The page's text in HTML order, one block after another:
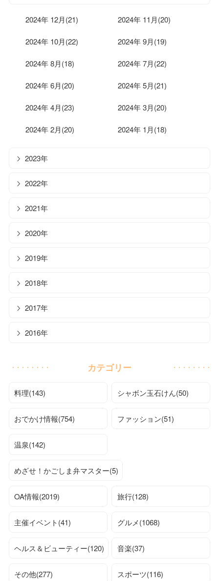
2024年 12月(21) 2024年 11月(20)
2024年 10月(22) 2024年 9月(19)
2024年 8月(18) 2024年 7月(22)
2024年 6月(20) 2024年 5月(21)
2024年 4月(23) 2024年 3月(20)
2024年 2月(20) 2024年 1月(18)
2023年
2022年
2021年
2020年
2019年
2018年
2017年
2016年
カテゴリー
料理(143) シャボン玉石けん(50)
おでかけ情報(754) ファッション(51)
温泉(142)
めざせ！かごしま弁マスター(5)
OA情報(2019) 旅行(128)
主催イベント(41) グルメ(1068)
ヘルス＆ビューティー(120) 音楽(37)
その他(277) スポーツ(116)